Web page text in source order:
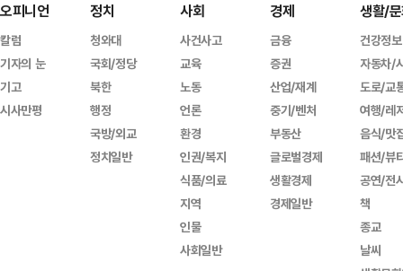
오피니언
칼럼
기자의 눈
기고
시사만평
정치
청와대
국회/정당
북한
행정
국방/외교
정치일반
사회
사건사고
교육
노동
언론
환경
인권/복지
식품/의료
지역
인물
사회일반
경제
금융
증권
산업/재계
중기/벤처
부동산
글로벌경제
생활경제
경제일반
생활/
건강정보
자동차/
도로/교
여행/레
음식/맛
패션/뷰
공연/전
책
종교
날씨